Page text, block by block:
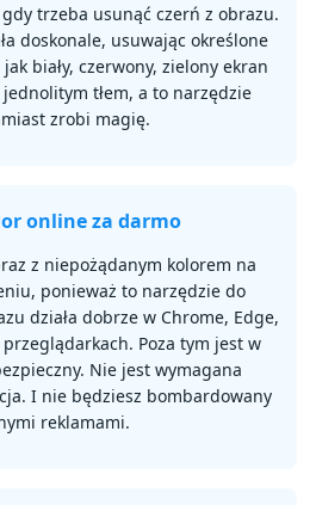
trzeba usunąć czerń z obrazu.
doskonale, usuwając określone
biały, czerwony, zielony ekran
tłem, a to narzędzie
zrobi magię.
online za darmo
z niepożądanym kolorem na
ponieważ to narzędzie do
działa dobrze w Chrome, Edge,
Poza tym jest w
Nie jest wymagana
I nie będziesz bombardowany
reklamami.